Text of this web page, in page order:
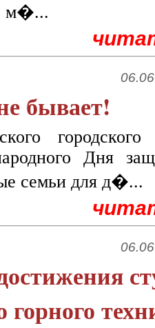
м�...
бывает!
Дня
семьи для д�...